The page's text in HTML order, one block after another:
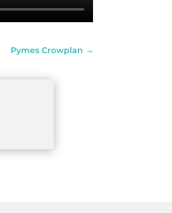
Pymes Crowplan →